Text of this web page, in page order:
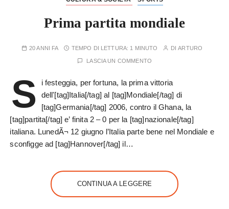
Prima partita mondiale
20 ANNI FA TEMPO DI LETTURA: 1 MINUTO DIARTURO
LASCIA UN COMMENTO
S
i festeggia, per fortuna, la prima vittoria
dell'[tag]Italia[/tag] al [tag]Mondiale[/tag] di
[tag]Germania[/tag] 2006, contro il Ghana, la
[tag]partita[/tag] e’ finita 2 – 0 per la [tag]nazionale[/tag]
italiana. LunedÃ¬ 12 giugno l’Italia parte bene nel Mondiale e
sconfigge ad [tag]Hannover[/tag] il…
CONTINUA A LEGGERE